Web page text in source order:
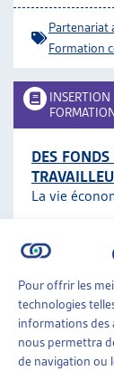
Pour offrir les
technologies
informations des
nous permettra
de navigation ou
Partenariat
Formation
INSERTION
DES
La vie
Formation
INSERTION
LA LOI
CHANCE